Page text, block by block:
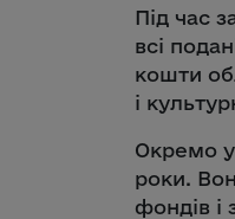
Під час
всі
кошти
і
Окремо
роки.
фондів і